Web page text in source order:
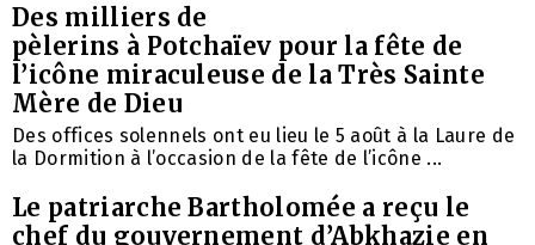
Des milliers de
pèlerins à Potchaïev pour la fête de
l’icône miraculeuse de la Très Sainte
Mère de Dieu
Des offices solennels ont eu lieu le 5 août à la Laure de
la Dormition à l’occasion de la fête de l’icône ...
Le patriarche Bartholomée a reçu le
chef du gouvernement d’Abkhazie en